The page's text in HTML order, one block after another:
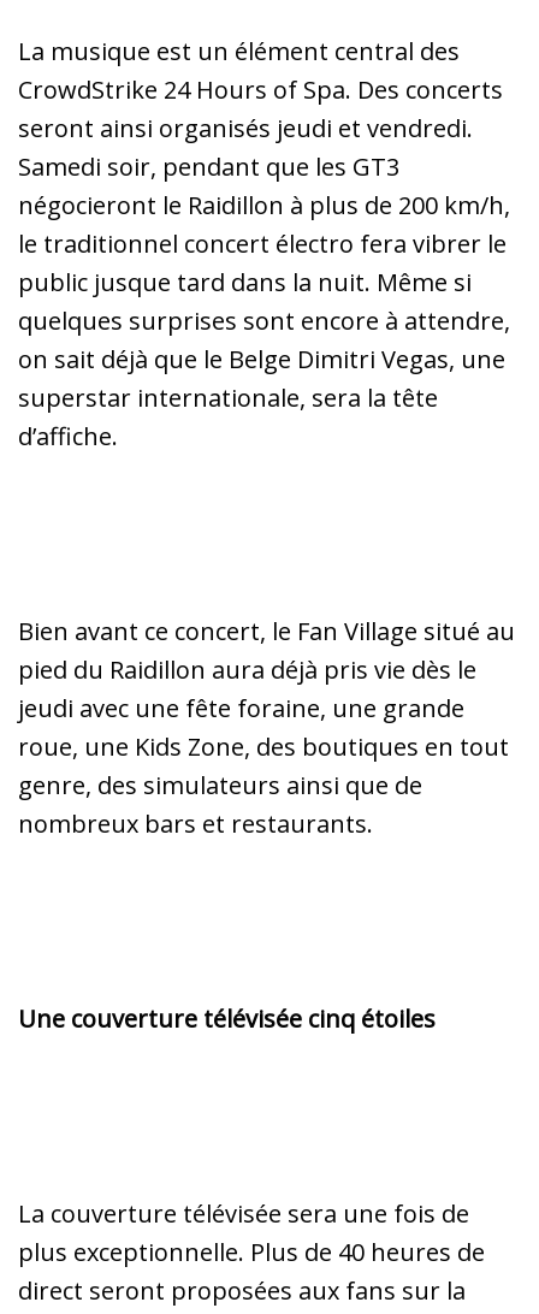
La musique est un élément central des
CrowdStrike 24 Hours of Spa. Des concerts
seront ainsi organisés jeudi et vendredi.
Samedi soir, pendant que les GT3
négocieront le Raidillon à plus de 200 km/h,
le traditionnel concert électro fera vibrer le
public jusque tard dans la nuit. Même si
quelques surprises sont encore à attendre,
on sait déjà que le Belge Dimitri Vegas, une
superstar internationale, sera la tête
d’affiche.
Bien avant ce concert, le Fan Village situé au
pied du Raidillon aura déjà pris vie dès le
jeudi avec une fête foraine, une grande
roue, une Kids Zone, des boutiques en tout
genre, des simulateurs ainsi que de
nombreux bars et restaurants.
Une couverture télévisée cinq étoiles
La couverture télévisée sera une fois de
plus exceptionnelle. Plus de 40 heures de
direct seront proposées aux fans sur la